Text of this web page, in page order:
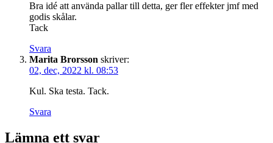
Bra idé att använda pallar till detta, ger fler effekter jmf med
godis skålar.
Tack
Svara
Marita Brorsson skriver:
02, dec, 2022 kl. 08:53
Kul. Ska testa. Tack.
Svara
Lämna ett svar